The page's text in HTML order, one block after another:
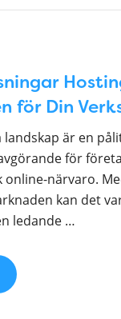
för Din
landskap är en
för
online-närvaro.
kan det
ledande …